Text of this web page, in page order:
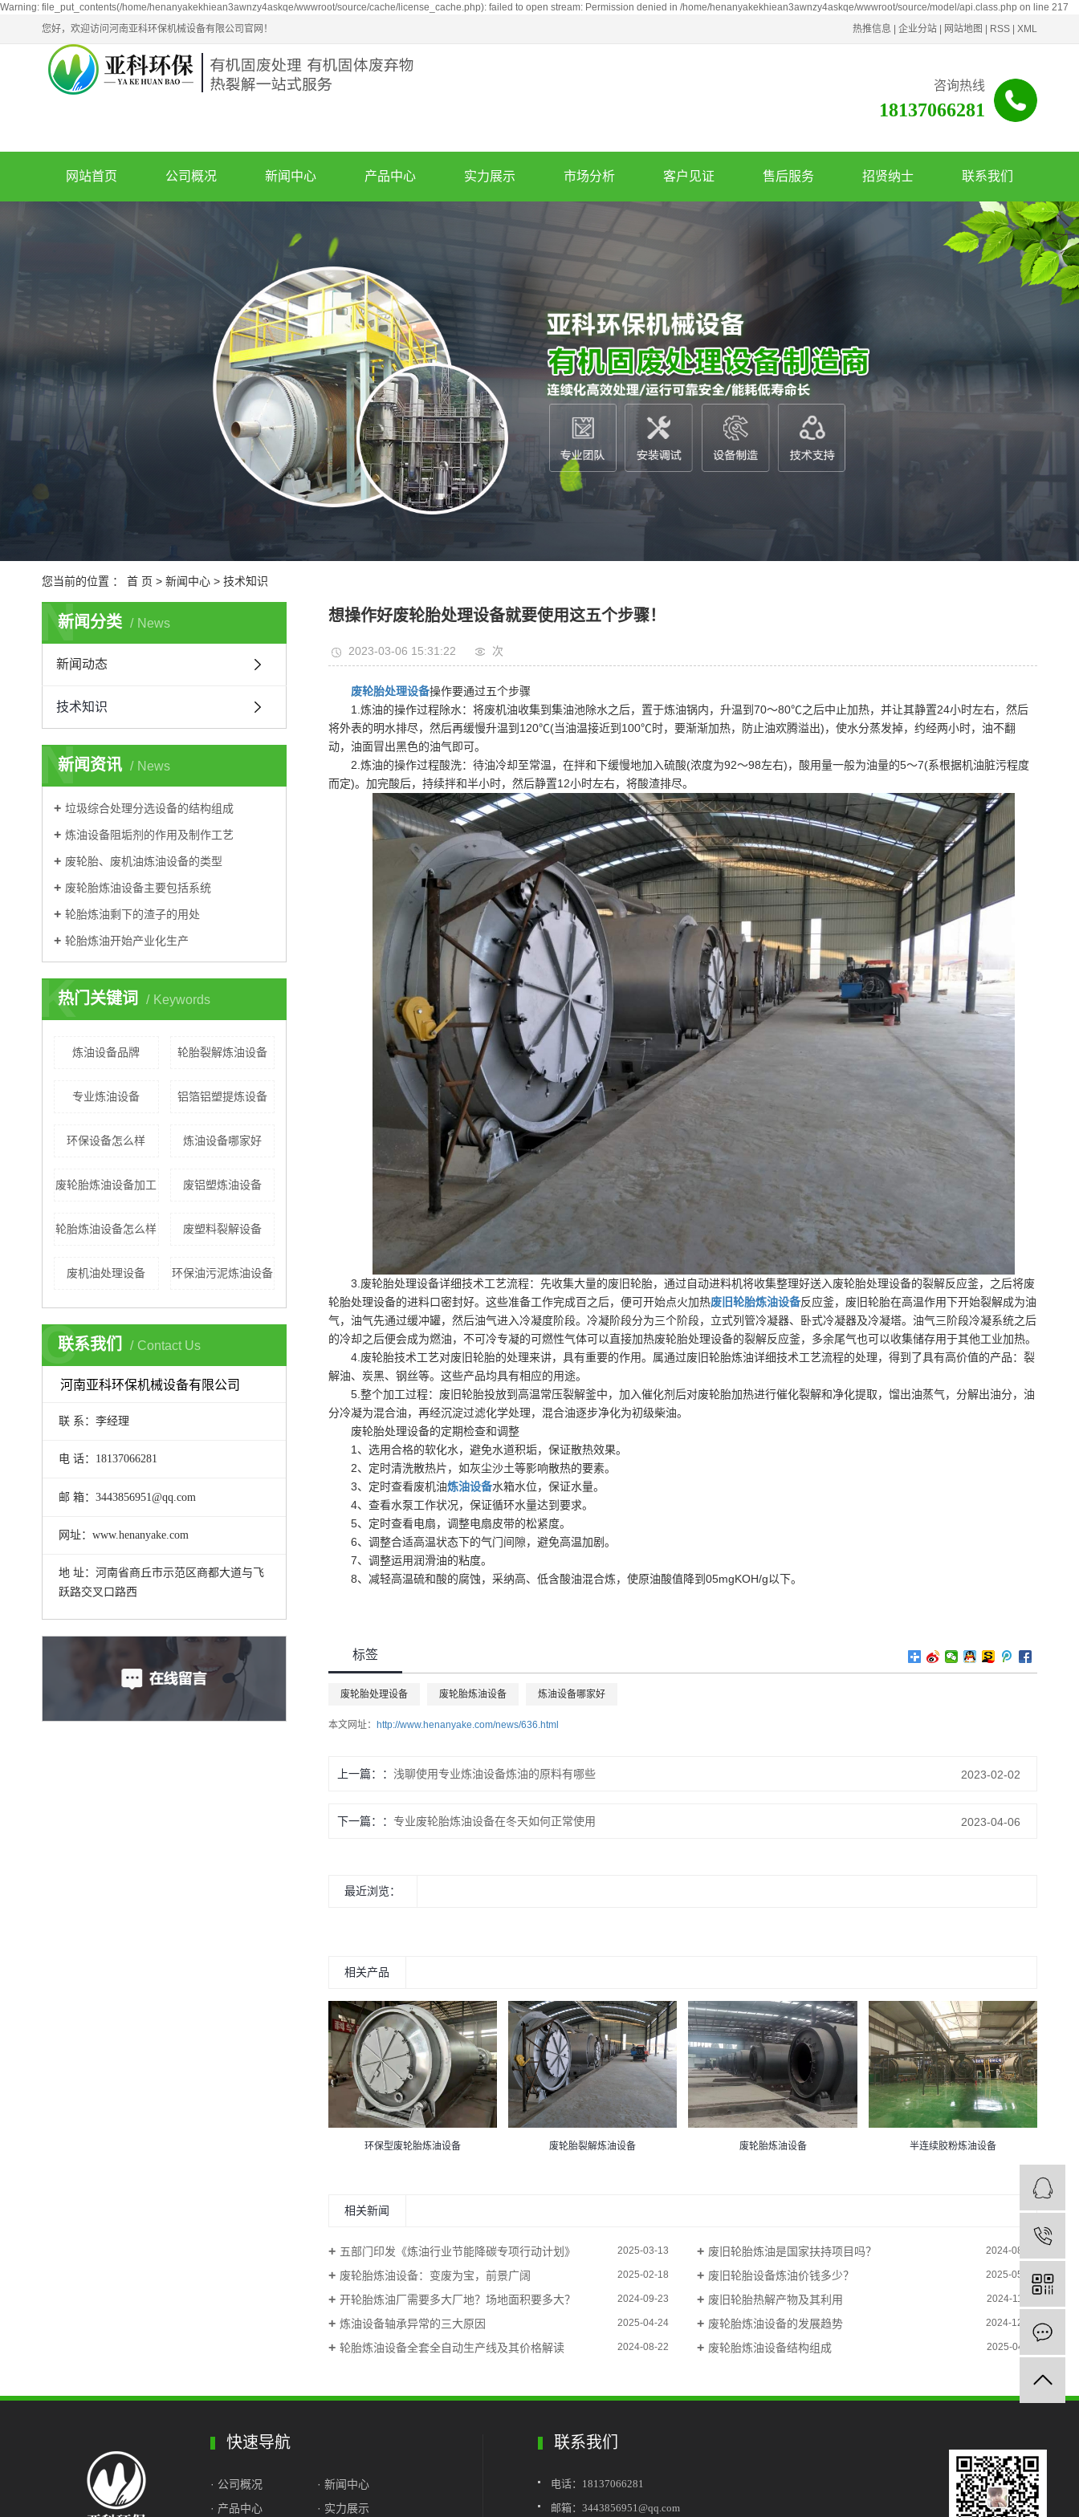
Warning: file_put_contents(/home/henanyakekhiean3awnzy4askqe/wwwroot/source/cache/license_cache.php): failed to open stream: Permission denied in /home/henanyakekhiean3awnzy4askqe/wwwroot/source/model/api.class.php on line 217
您好，欢迎访问河南亚科环保机械设备有限公司官网！
热推信息 企业分站 网站地图 RSS XML
咨询热线
18137066281
网站首页 公司概况
荣誉资质
新闻中心
技术知识
产品中心
油泥油砂炼油设备
废机油蒸馏设备
废塑料炼油设备
铝塑炼油设备
油污泥处理设备
城市垃圾处理设备
医疗垃圾处理设备
实力展示 市场分析
同行竞争分析
客户见证 售后服务 招贤纳士 联系我们
联系我们
您当前的位置 ： 首 页 > 新闻中心 > 技术知识
新闻分类 News
N
新闻动态
技术知识
新闻资讯 News
N
垃圾综合处理分选设备的结构组成
炼油设备阻垢剂的作用及制作工艺
废轮胎、废机油炼油设备的类型
废轮胎炼油设备主要包括系统
轮胎炼油剩下的渣子的用处
轮胎炼油开始产业化生产
热门关键词 Keywords
K
炼油设备品牌 轮胎裂解炼油设备
专业炼油设备 铝箔铝塑提炼设备
环保设备怎么样 炼油设备哪家好
废轮胎炼油设备加工 废铝塑炼油设备
轮胎炼油设备怎么样 废塑料裂解设备
废机油处理设备 环保油污泥炼油设备
联系我们 Contact Us
C
河南亚科环保机械设备有限公司
联 系：李经理
电 话：18137066281
邮 箱：3443856951@qq.com
网址：www.henanyake.com
地 址：河南省商丘市示范区商都大道与飞
跃路交叉口路西
想操作好废轮胎处理设备就要使用这五个步骤！
2023-03-06 15:31:22 次
废轮胎处理设备操作要通过五个步骤
1.炼油的操作过程除水：将废机油收集到集油池除水之后，置于炼油锅内，升温到70～80℃之后中止加热，并让其静置24小时左右，然后
将外表的明水排尽，然后再缓慢升温到120℃(当油温接近到100℃时，要渐渐加热，防止油欢腾溢出)，使水分蒸发掉，约经两小时，油不翻
动，油面冒出黑色的油气即可。
2.炼油的操作过程酸洗：待油冷却至常温，在拌和下缓慢地加入硫酸(浓度为92～98左右)，酸用量一般为油量的5～7(系根据机油脏污程度
而定)。加完酸后，持续拌和半小时，然后静置12小时左右，将酸渣排尽。
3.废轮胎处理设备详细技术工艺流程：先收集大量的废旧轮胎，通过自动进料机将收集整理好送入废轮胎处理设备的裂解反应釜，之后将废
轮胎处理设备的进料口密封好。这些准备工作完成百之后，便可开始点火加热废旧轮胎炼油设备反应釜，废旧轮胎在高温作用下开始裂解成为油
气，油气先通过缓冲罐，然后油气进入冷凝度阶段。冷凝阶段分为三个阶段，立式列管冷凝器、卧式冷凝器及冷凝塔。油气三阶段冷凝系统之后
的冷却之后便会成为燃油，不可冷专凝的可燃性气体可以直接加热废轮胎处理设备的裂解反应釜，多余尾气也可以收集储存用于其他工业加热。
4.废轮胎技术工艺对废旧轮胎的处理来讲，具有重要的作用。属通过废旧轮胎炼油详细技术工艺流程的处理，得到了具有高价值的产品：裂
解油、炭黑、钢丝等。这些产品均具有相应的用途。
5.整个加工过程：废旧轮胎投放到高温常压裂解釜中，加入催化剂后对废轮胎加热进行催化裂解和净化提取，馏出油蒸气，分解出油分，油
分冷凝为混合油，再经沉淀过滤化学处理，混合油逐步净化为初级柴油。
废轮胎处理设备的定期检查和调整
1、选用合格的软化水，避免水道积垢，保证散热效果。
2、定时清洗散热片，如灰尘沙土等影响散热的要素。
3、定时查看废机油炼油设备水箱水位，保证水量。
4、查看水泵工作状况，保证循环水量达到要求。
5、定时查看电扇，调整电扇皮带的松紧度。
6、调整合适高温状态下的气门间隙，避免高温加剧。
7、调整运用润滑油的粘度。
8、减轻高温硫和酸的腐蚀，采纳高、低含酸油混合炼，使原油酸值降到05mgKOH/g以下。
标签
废轮胎处理设备 废轮胎炼油设备 炼油设备哪家好
本文网址： http://www.henanyake.com/news/636.html
上一篇： 浅聊使用专业炼油设备炼油的原料有哪些 2023-02-02
下一篇： 专业废轮胎炼油设备在冬天如何正常使用 2023-04-06
最近浏览：
相关产品
环保型废轮胎炼油设备 废轮胎裂解炼油设备 废轮胎炼油设备 半连续胶粉炼油设备
相关新闻
五部门印发《炼油行业节能降碳专项行动计划》 2025-03-13 废旧轮胎炼油是国家扶持项目吗？ 2024-08-02
废轮胎炼油设备：变废为宝，前景广阔 2025-02-18 废旧轮胎设备炼油价钱多少？ 2025-05-10
开轮胎炼油厂需要多大厂地？场地面积要多大？ 2024-09-23 废旧轮胎热解产物及其利用 2024-11-08
炼油设备轴承异常的三大原因 2025-04-24 废轮胎炼油设备的发展趋势 2024-12-26
轮胎炼油设备全套全自动生产线及其价格解读 2024-08-22 废轮胎炼油设备结构组成 2025-04-11
快速导航
· 公司概况
· 新闻中心
· 产品中心
· 实力展示
联系我们
电话：18137066281
邮箱：3443856951@qq.com